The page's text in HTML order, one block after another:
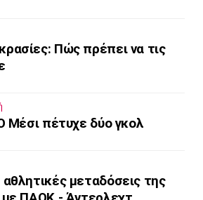
Πώς πρέπει να τις
Μέσι πέτυχε δύο γκολ
μεταδόσεις της